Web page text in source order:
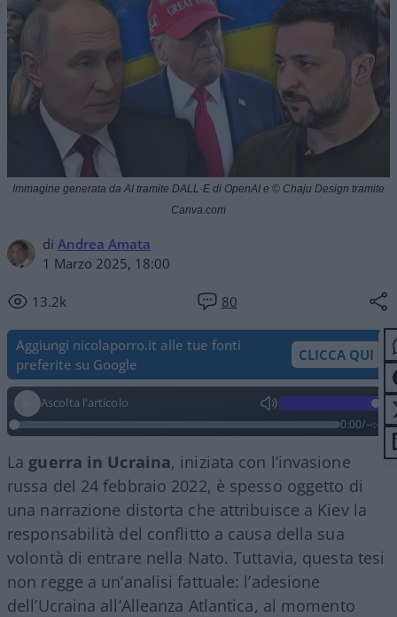
di Andrea Amata
1 Marzo 2025, 18:00
13.2k 80
Immagine generata da AI tramite DALL·E di OpenAI e © Chaju Design tramite
Canva.com
Aggiungi nicolaporro.it alle tue fonti
preferite su Google
CLICCA QUI
Ascolta l'articolo
0:00/--:--
La guerra in Ucraina, iniziata con l’invasione
russa del 24 febbraio 2022, è spesso oggetto di
una narrazione distorta che attribuisce a Kiev la
responsabilità del conflitto a causa della sua
volontà di entrare nella Nato. Tuttavia, questa tesi
non regge a un’analisi fattuale: l’adesione
dell’Ucraina all’Alleanza Atlantica, al momento